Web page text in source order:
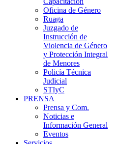
Oficina de Género
Ruaga
Juzgado de
Instrucción de
Violencia de Género
y Protección Integral
de Menores
Policía Técnica
Judicial
STIyC
PRENSA
Prensa y Com.
Noticias e
Información General
Eventos